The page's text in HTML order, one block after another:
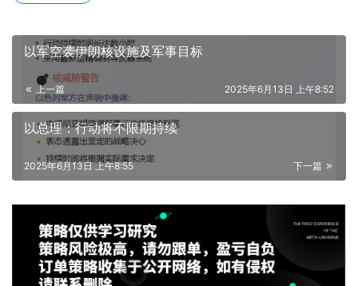
以军空袭伊朗核设施及军事目标
上一篇 2025年6月13日 上午8:52
以总理：行动将不限期持续
下一篇
2025年6月13日 上午8:55